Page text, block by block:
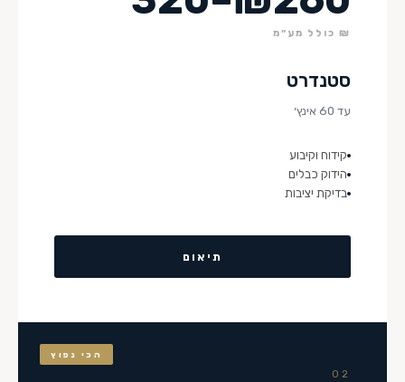
₪ כולל מע״מ
סטנדרט
עד 60 אינץ׳
קידוח וקיבוע
הידוק כבלים
בדיקת יציבות
תיאום
הכי נפוץ
02